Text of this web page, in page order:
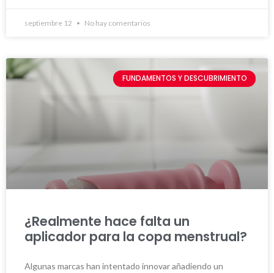
septiembre 12 No hay comentarios
FUNDAMENTOS Y DESCUBRIMIENTO
¿Realmente hace falta un
aplicador para la copa menstrual?
Algunas marcas han intentado innovar añadiendo un